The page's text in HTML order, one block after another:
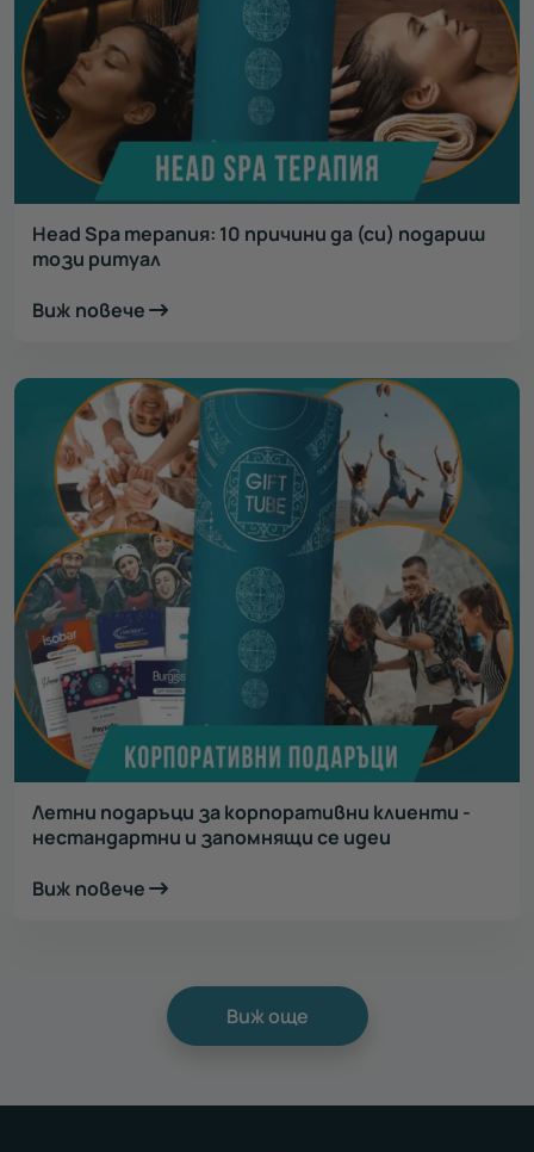
Head Spa терапия: 10 причини да (си) подариш
този ритуал
Виж повече
Летни подаръци за корпоративни клиенти -
нестандартни и запомнящи се идеи
Виж повече
Виж още